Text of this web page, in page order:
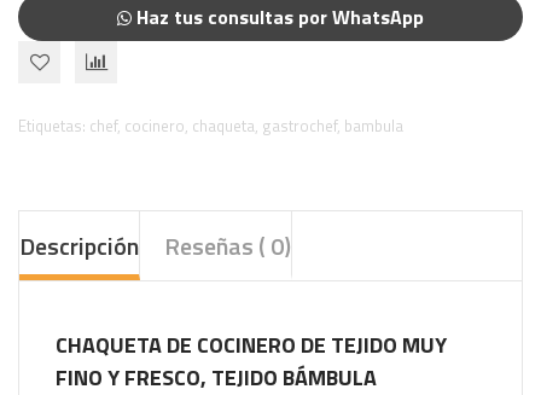
Haz tus consultas por WhatsApp
Etiquetas: chef, cocinero, chaqueta, gastrochef, bambula
Descripción Reseñas ( 0)
CHAQUETA DE COCINERO DE TEJIDO MUY
FINO Y FRESCO, TEJIDO BÁMBULA